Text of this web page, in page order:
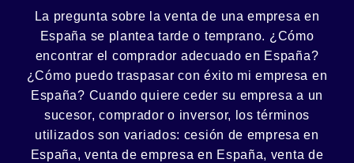
La pregunta sobre la venta de unaempresa en
España se plantea tarde o temprano. ¿Cómo
encontrar el comprador adecuado en España?
¿Cómo puedotraspasar con éxito mi empresa en
España? Cuando quiere ceder su empresa a un
sucesor, comprador o inversor, los términos
utilizados son variados: cesión de empresa en
España, venta de empresa en España, venta de